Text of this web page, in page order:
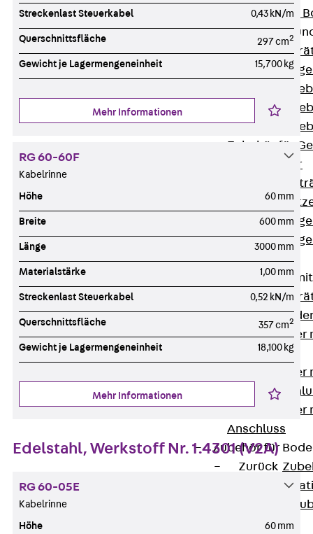
Nivellierbare
Gerätebecher
Zurück
Runde
Eckige
Eckige
Zubehör für
Geräteträger
Multimedia
Gerätebecher
Zurück
Gerätebecher
Anschluss
Gerätebecher
GST18-
Gerätebecher
Anschluss
Zubehör für
Zurück
Optionales
Ersatzteile
Streckenlast Steuerkabel 0,43 kN/m
Querschnittsfläche 297 cm2
Gewicht je Lagermengeneinheit 15,700 kg
Mehr Informationen
RG 60-60F
Kabelrinne
Höhe 60 mm
Breite 600 mm
Länge 3000 mm
Materialstärke 1,00 mm
Streckenlast Steuerkabel 0,52 kN/m
Querschnittsfläche 357 cm2
Gewicht je Lagermengeneinheit 18,100 kg
Mehr Informationen
Edelstahl, Werkstoff Nr. 1.4301 (V2A)
RG 60-05E
Kabelrinne
Höhe 60 mm